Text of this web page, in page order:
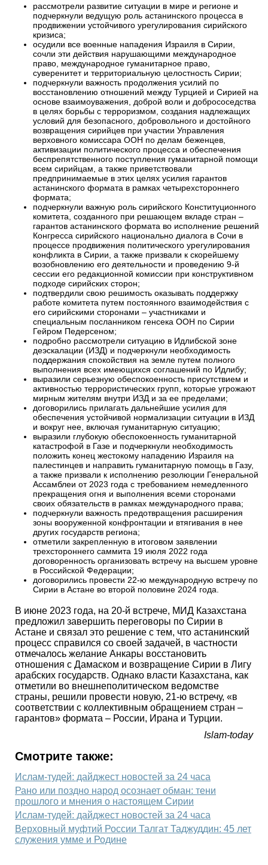
рассмотрели развитие ситуации в мире и регионе и
подчеркнули ведущую роль астанинского процесса в
продвижении устойчивого урегулирования сирийского
кризиса;
осудили все военные нападения Израиля в Сирии,
сочли эти действия нарушающими международное
право, международное гуманитарное право,
суверенитет и территориальную целостность Сирии;
подчеркнули важность продолжения усилий по
восстановлению отношений между Турцией и Сирией на
основе взаимоуважения, доброй воли и добрососедства
в целях борьбы с терроризмом, создания надлежащих
условий для безопасного, добровольного и достойного
возвращения сирийцев при участии Управления
верховного комиссара ООН по делам беженцев,
активизации политического процесса и обеспечения
беспрепятственного поступления гуманитарной помощи
всем сирийцам, а также приветствовали
предпринимаемые в этих целях усилия гарантов
астанинского формата в рамках четырехстороннего
формата;
подчеркнули важную роль сирийского Конституционного
комитета, созданного при решающем вкладе стран –
гарантов астанинского формата во исполнение решений
Конгресса сирийского национально диалога в Сочи в
процессе продвижения политического урегулирования
конфликта в Сирии, а также призвали к скорейшему
возобновлению его деятельности и проведению 9-й
сессии его редакционной комиссии при конструктивном
подходе сирийских сторон;
подтвердили свою решимость оказывать поддержку
работе комитета путем постоянного взаимодействия с
его сирийскими сторонами – участниками и
специальным посланником генсека ООН по Сирии
Гейром Педерсеном;
подробно рассмотрели ситуацию в Идлибской зоне
деэскалации (ИЗД) и подчеркнули необходимость
поддержания спокойствия на земле путем полного
выполнения всех имеющихся соглашений по Идлибу;
выразили серьезную обеспокоенность присутствием и
активностью террористических групп, которые угрожают
мирным жителям внутри ИЗД и за ее пределами;
договорились прилагать дальнейшие усилия для
обеспечения устойчивой нормализации ситуации в ИЗД
и вокруг нее, включая гуманитарную ситуацию;
выразили глубокую обеспокоенность гуманитарной
катастрофой в Газе и подчеркнули необходимость
положить конец жестокому нападению Израиля на
палестинцев и направить гуманитарную помощь в Газу,
а также призвали к исполнению резолюции Генеральной
Ассамблеи от 2023 года с требованием немедленного
прекращения огня и выполнения всеми сторонами
своих обязательств в рамках международного права;
подчеркнули важность предотвращения расширения
зоны вооруженной конфронтации и втягивания в нее
других государств региона;
отметили закрепленную в итоговом заявлении
трехстороннего саммита 19 июля 2022 года
договоренность организовать встречу на высшем уровне
в Российской Федерации;
договорились провести 22-ю международную встречу по
Сирии в Астане во второй половине 2024 года.
В июне 2023 года, на 20-й встрече, МИД Казахстана
предложил завершить переговоры по Сирии в
Астане и связал это решение с тем, что астанинский
процесс справился со своей задачей, в частности
отмечалось желание Анкары восстановить
отношения с Дамаском и возвращение Сирии в Лигу
арабских государств. Однако власти Казахстана, как
отметили во внешнеполитическом ведомстве
страны, решили провести новую, 21-ю встречу, «в
соответствии с коллективным обращением стран –
гарантов» формата – России, Ирана и Турции.
Islam-today
Смотрите также:
Ислам-тудей: дайджест новостей за 24 часа
Рано или поздно народ осознает обман: тени
прошлого и мнения о настоящем Сирии
Ислам-тудей: дайджест новостей за 24 часа
Верховный муфтий России Талгат Таджуддин: 45 лет
служения умме и Родине